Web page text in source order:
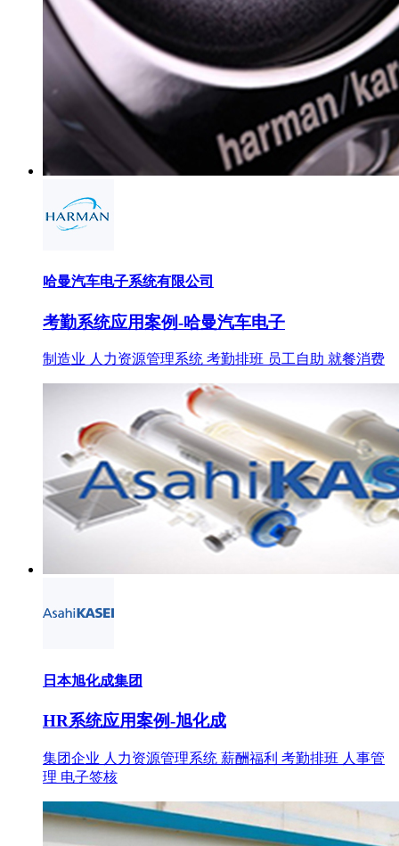
哈曼汽车电子系统有限公司
考勤系统应用案例-哈曼汽车电子
制造业 人力资源管理系统 考勤排班 员工自助 就餐消费
日本旭化成集团
HR系统应用案例-旭化成
集团企业 人力资源管理系统 薪酬福利 考勤排班 人事管
理 电子签核